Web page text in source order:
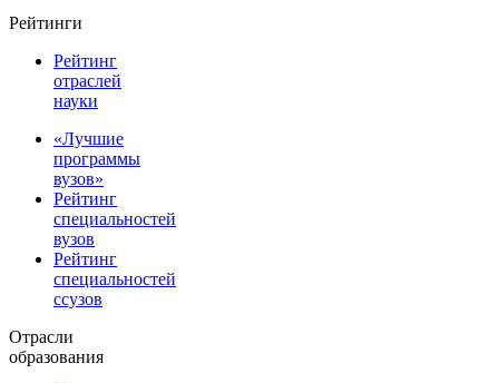
Рейтинги
Рейтинг
отраслей
науки
«Лучшие
программы
вузов»
Рейтинг
специальностей
вузов
Рейтинг
специальностей
ссузов
Отрасли
образования